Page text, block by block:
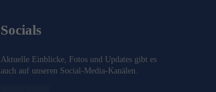
Socials
Aktuelle Einblicke, Fotos und Updates gibt es
auch auf unseren Social-Media-Kanälen.